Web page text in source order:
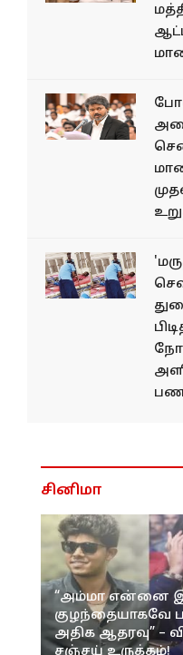
சினிமா
“அம்மா என்னை
குழந்தையாகவே
அதிக ஆதரவு”